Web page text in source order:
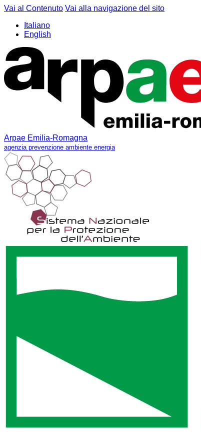
Vai al Contenuto Vai alla navigazione del sito
Italiano
English
Arpae Emilia-Romagna
agenzia prevenzione ambiente energia